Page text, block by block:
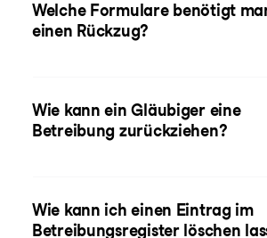
Welche Formulare benötigt
einen Rückzug?
Wie kann ein Gläubiger eine
Betreibung zurückziehen?
Wie kann ich einen Eintrag im
Betreibungsregister löschen